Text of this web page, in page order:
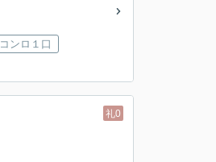
コンロ１口
礼0